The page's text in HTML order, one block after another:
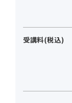
受講料(税込)